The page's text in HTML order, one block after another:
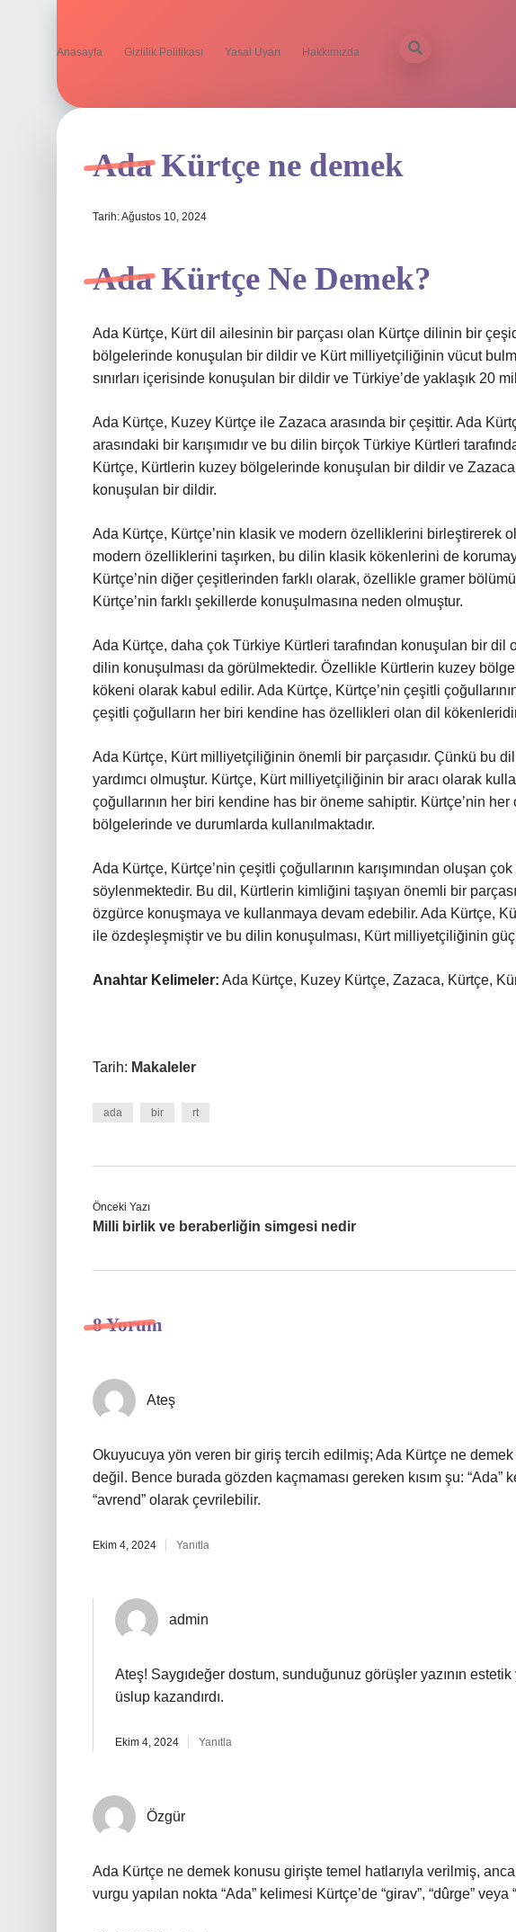
Anasayfa Gizlilik Politikası Yasal Uyarı Hakkımızda
Ada Kürtçe ne demek
Tarih: Ağustos 10, 2024
Ada Kürtçe Ne Demek?
Ada Kürtçe, Kürt dil ailesinin bir parçası olan Kürtçe dilinin bir
bölgelerinde konuşulan bir dildir ve Kürt milliyetçiliğinin vücut
sınırları içerisinde konuşulan bir dildir ve Türkiye’de yaklaşık 20
Ada Kürtçe, Kuzey Kürtçe ile Zazaca arasında bir çeşittir. Ada
arasındaki bir karışımıdır ve bu dilin birçok Türkiye Kürtleri
Kürtçe, Kürtlerin kuzey bölgelerinde konuşulan bir dildir ve
konuşulan bir dildir.
Ada Kürtçe, Kürtçe’nin klasik ve modern özelliklerini birleştirerek
modern özelliklerini taşırken, bu dilin klasik kökenlerini de
Kürtçe’nin diğer çeşitlerinden farklı olarak, özellikle gramer
Kürtçe’nin farklı şekillerde konuşulmasına neden olmuştur.
Ada Kürtçe, daha çok Türkiye Kürtleri tarafından konuşulan bir dil
dilin konuşulması da görülmektedir. Özellikle Kürtlerin kuzey
kökeni olarak kabul edilir. Ada Kürtçe, Kürtçe’nin çeşitli
çeşitli çoğulların her biri kendine has özellikleri olan dil
Ada Kürtçe, Kürt milliyetçiliğinin önemli bir parçasıdır. Çünkü bu
yardımcı olmuştur. Kürtçe, Kürt milliyetçiliğinin bir aracı olarak
çoğullarının her biri kendine has bir öneme sahiptir. Kürtçe’nin
bölgelerinde ve durumlarda kullanılmaktadır.
Ada Kürtçe, Kürtçe’nin çeşitli çoğullarının karışımından oluşan
söylenmektedir. Bu dil, Kürtlerin kimliğini taşıyan önemli bir
özgürce konuşmaya ve kullanmaya devam edebilir. Ada Kürtçe,
ile özdeşleşmiştir ve bu dilin konuşulması, Kürt milliyetçiliğinin
Anahtar Kelimeler: Ada Kürtçe, Kuzey Kürtçe, Zazaca, Kürtçe,
Tarih: Makaleler
ada bir rt
Önceki Yazı
Milli birlik ve beraberliğin simgesi nedir
8 Yorum
Ateş
Okuyucuya yön veren bir giriş tercih edilmiş; Ada Kürtçe ne
değil. Bence burada gözden kaçmaması gereken kısım şu: “Ada”
“avrend” olarak çevrilebilir.
Ekim 4, 2024 Yanıtla
admin
Ateş! Saygıdeğer dostum, sunduğunuz görüşler yazının estetik
üslup kazandırdı.
Ekim 4, 2024 Yanıtla
Özgür
Ada Kürtçe ne demek konusu girişte temel hatlarıyla verilmiş,
vurgu yapılan nokta “Ada” kelimesi Kürtçe’de “girav”, “dûrge”